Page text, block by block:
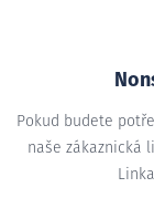
Pokud budete
naše zákaznická